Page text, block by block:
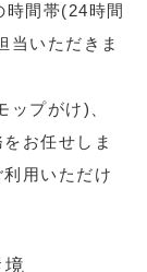
時間帯(24時間
当いただきま
プがけ)、
お任せしま
用いただけ